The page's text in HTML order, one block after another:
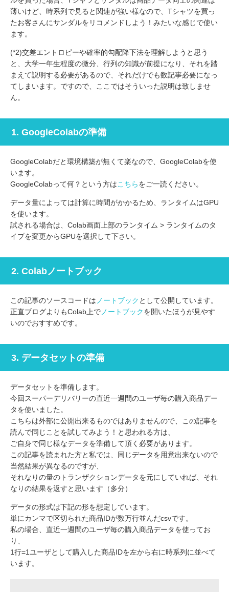
薄いけど、時系列で見ると関連が強い様なので、Tシャツを買っ
たお客さんにサンダルをリコメンドしよう！みたいな感じで使い
ます。
(*2)交差エントロピーや確率的勾配降下法を理解しようと思う
と、大学一年生程度の微分、行列の知識が前提になり、それを踏
まえて説明する必要があるので、それだけでも数記事必要になっ
てしまいます。ですので、ここではそういった説明は致しませ
ん。
1. GoogleColabの準備
GoogleColabだと環境構築が無くて楽なので、GoogleColabを使
います。
GoogleColabって何？という方はこちらをご一読ください。
データ量によっては計算に時間がかかるため、ランタイムはGPU
を使います。
試される場合は、Colab画面上部のランタイム > ランタイムのタ
イプを変更からGPUを選択して下さい。
2. Colabノートブック
この記事のソースコードは ノートブック として公開しています。
正直ブログよりもColab上で ノートブックを開いたほうが見やす
いのでおすすめです。
3. データセットの準備
データセットを準備します。
今回スーパーデリバリーの直近一週間のユーザ毎の購入商品デー
タを使いました。
こちらは外部に公開出来るものではありませんので、この記事を
読んで同じことを試してみよう！と思われる方は、
ご自身で同じ様なデータを準備して頂く必要があります。
この記事を読まれた方と私では、同じデータを用意出来ないので
当然結果が異なるのですが、
それなりの量のトランザクションデータを元にしていれば、それ
なりの結果を返すと思います（多分）
データの形式は下記の形を想定しています。
単にカンマで区切られた商品IDが数万行並んだcsvです。
私の場合、直近一週間のユーザ毎の購入商品データを使ってお
り、
1行=1ユーザとして購入した商品IDを左から右に時系列に並べて
います。